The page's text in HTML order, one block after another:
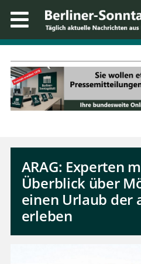
ARAG: Experten
Überblick über
einen Urlaub der
erleben